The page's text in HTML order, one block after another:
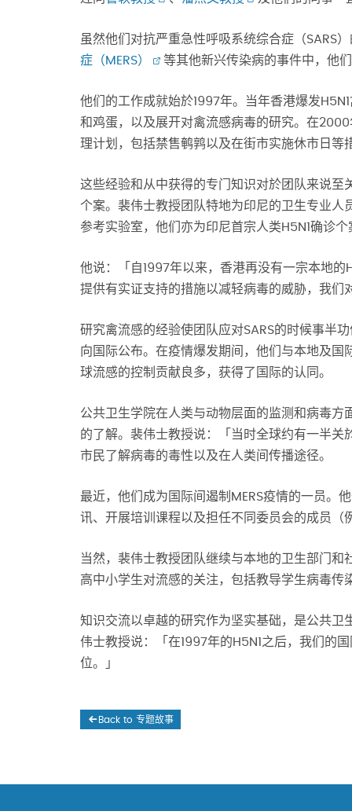
虽然他们对抗严重急性呼吸系统综合症（SARS
症（MERS）
等其他新兴传染病的事件中，他
他们的工作成就始於1997年。当年香港爆发
和鸡蛋，以及展开对禽流感病毒的研究。在
理计划，包括禁售鹌鹑以及在街市实施休市日等
这些经验和从中获得的专门知识对於团队来说
个案。裴伟士教授团队特地为印尼的卫生专业人
参考实验室，他们亦为印尼首宗人类H5N1确诊
他说：「自1997年以来，香港再没有一宗本地
提供有实证支持的措施以减轻病毒的威胁，我们
研究禽流感的经验使团队应对SARS的时候事半
向国际公布。在疫情爆发期间，他们与本地及
球流感的控制贡献良多，获得了国际的认同。
公共卫生学院在人类与动物层面的监测和病毒
的了解。裴伟士教授说：「当时全球约有一半
市民了解病毒的毒性以及在人类间传播途径。
最近，他们成为国际间遏制MERS疫情的一员。
讯、开展培训课程以及担任不同委员会的成员（
当然，裴伟士教授团队继续与本地的卫生部门和
高中小学生对流感的关注，包括教导学生病毒
知识交流以卓越的研究作为坚实基础，是公共
伟士教授说：「在1997年的H5N1之后，我们的
位。」
Back to 专题故事